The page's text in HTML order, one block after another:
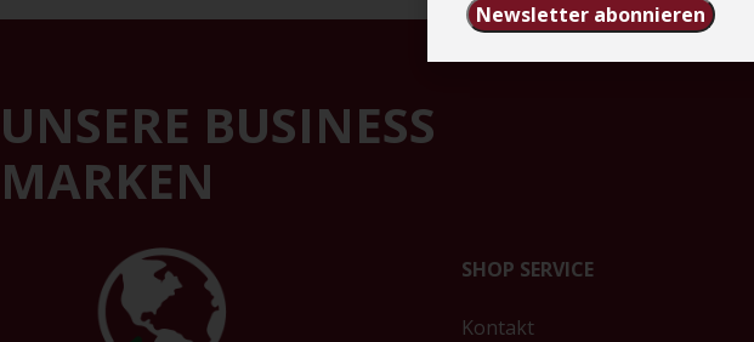
UNSERE BUSINESS
MARKEN
SHOP SERVICE
Kontakt
Newsletter abonnieren